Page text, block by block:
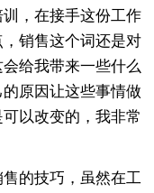
，在接手这份工作
销售这个词还是对
给我带来一些什么
原因让这些事情做
以改变的，我非常
的技巧，虽然在工